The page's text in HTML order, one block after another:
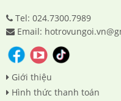
Tel: 024.7300.7989
Email:
Giới thiệu
Hình thức thanh toán